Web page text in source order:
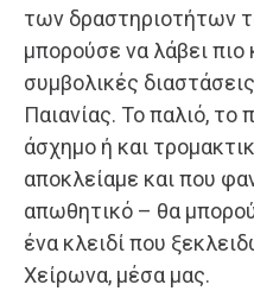
των δραστηριοτήτων
μπορούσε να λάβει πιο
συμβολικές
Παιανίας. Το παλιό, το
άσχημο ή και
αποκλείαμε και που
απωθητικό – θα
ένα κλειδί που
Χείρωνα, μέσα μας.